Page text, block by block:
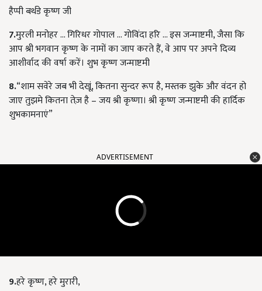
हैप्पी बर्थडे कृष्ण जी
7.मुरली मनोहर ... गिरिधर गोपाल ... गोविंदा हरि ... इस जन्माष्टमी, जैसा कि
आप श्री भगवान कृष्ण के नामों का जाप करते हैं, वे आप पर अपने दिव्य
आशीर्वाद की वर्षा करें। शुभ कृष्ण जन्माष्टमी
8.“शाम सवेरे जब भी देखूं, कितना सुन्दर रूप है, मस्तक झुके और वंदन हो
जाए तुझमे कितना तेज़ है – जय श्री कृष्णा। श्री कृष्ण जन्माष्टमी की हार्दिक
शुभकामनाएं”
ADVERTISEMENT
9.हरे कृष्ण, हरे मुरारी,